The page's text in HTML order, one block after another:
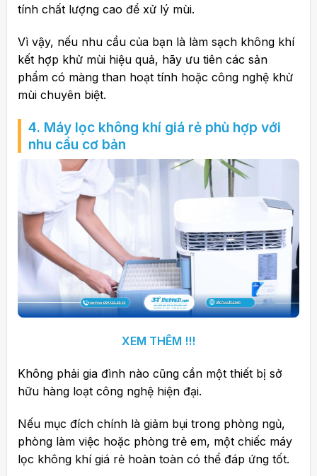
tính chất lượng cao để xử lý mùi.
Vì vậy, nếu nhu cầu của bạn là làm sạch không khí
kết hợp khử mùi hiệu quả, hãy ưu tiên các sản
phẩm có màng than hoạt tính hoặc công nghệ khử
mùi chuyên biệt.
4. Máy lọc không khí giá rẻ phù hợp với
nhu cầu cơ bản
XEM THÊM !!!
Không phải gia đình nào cũng cần một thiết bị sở
hữu hàng loạt công nghệ hiện đại.
Nếu mục đích chính là giảm bụi trong phòng ngủ,
phòng làm việc hoặc phòng trẻ em, một chiếc máy
lọc không khí giá rẻ hoàn toàn có thể đáp ứng tốt.